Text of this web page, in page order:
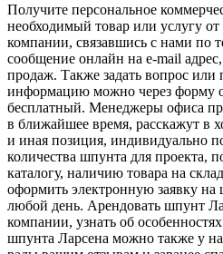
Получите персональное
необходимый товар или услугу
компании, связавшись с нами по
сообщение онлайн на e-mail
продаж. Также задать вопрос
информацию можно через форму
бесплатный. Менеджеры офиса
в ближайшее время, расскажут в
и иная позиция, индивидуально
количества шпунта для проекта,
каталогу, наличию товара на
оформить электронную заявку
любой день. Арендовать шпунт
компании, узнать об
шпунта Ларсена можно также у